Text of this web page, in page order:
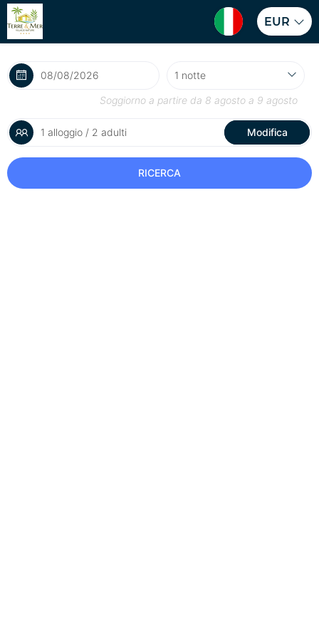
EUR
Soggiorno a partire da 8 agosto a 9 agosto
1 alloggio / 2 adulti Modifica